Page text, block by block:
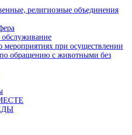
религиозные объединения
обслуживание
при осуществлении
по обращению с животными без